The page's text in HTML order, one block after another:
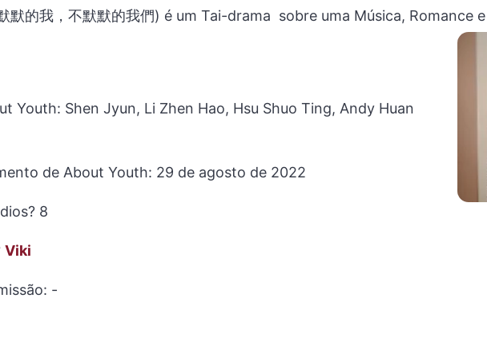
默的我，不默默的我們) é um Tai-drama sobre uma Música, Romance e
Youth: Shen Jyun, Li Zhen Hao, Hsu Shuo Ting, Andy Huan
de About Youth: 29 de agosto de 2022
8
Viki
-